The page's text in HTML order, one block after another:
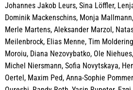
Johannes Jakob Leurs, Sina Löffler,
Dominik Mackenschins, Monja
Merle Martens, Aleksander Marzol,
Meilenbrock, Elias Menne, Tim
Moroiu, Diana Nezovybatko, Ole
Michel Niersmann, Sofia Novytskaya,
Oertel, Maxim Ped, Anna-Sophie